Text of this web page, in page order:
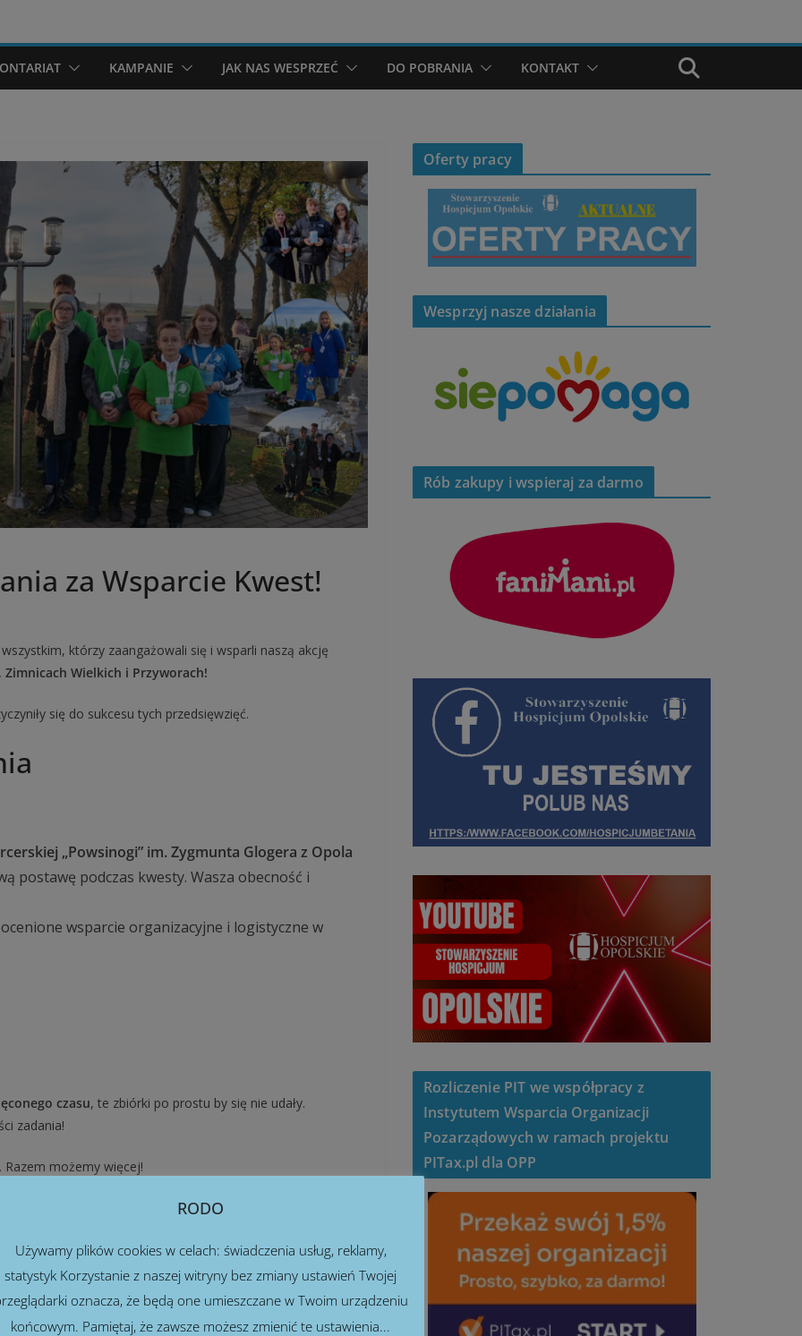
KAMPANIE JAK NAS WESPRZEĆ DO POBRANIA KONTAKT
za Wsparcie Kwest!
którzy zaangażowali się i wsparli naszą akcję
Zimnicach Wielkich i Przyworach!
się do sukcesu tych przedsięwzięć.
„Powsinogi” im. Zygmunta Glogera z Opola
postawę podczas kwesty. Wasza obecność i
wsparcie organizacyjne i logistyczne w
czasu, te zbiórki po prostu by się nie udały.
zadania!
możemy więcej!
Oferty pracy
Wesprzyj nasze działania
Rób zakupy i wspieraj za darmo
Rozliczenie PIT we współpracy z
Instytutem Wsparcia Organizacji
Pozarządowych w ramach projektu
PITax.pl dla OPP
RODO
Używamy plików cookies w celach: świadczenia usług, reklamy,
statystyk Korzystanie z naszej witryny bez zmiany ustawień Twojej
oznacza, że będą one umieszczane w Twoim urządzeniu
końcowym. Pamiętaj, że zawsze możesz zmienić te ustawienia...